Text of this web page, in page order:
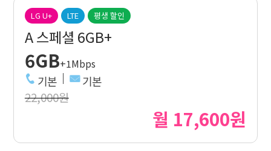
LG U+ LTE 평생 할인
A 스페셜 6GB+
6GB+1Mbps
기본 기본
22,000원
월 17,600원